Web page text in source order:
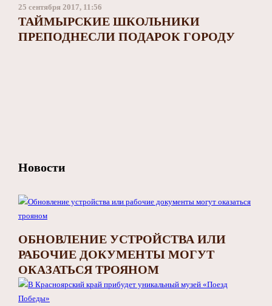
25 сентября 2017, 11:56
ТАЙМЫРСКИЕ ШКОЛЬНИКИ
ПРЕПОДНЕСЛИ ПОДАРОК ГОРОДУ
Новости
ОБНОВЛЕНИЕ УСТРОЙСТВА ИЛИ
РАБОЧИЕ ДОКУМЕНТЫ МОГУТ
ОКАЗАТЬСЯ ТРОЯНОМ